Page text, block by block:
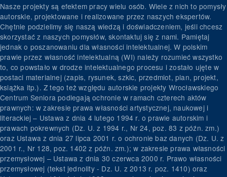
Nasze projekty są efektem pracy wielu osób. Wiele z nich to pomysły
autorskie, projektowane i realizowane przez naszych ekspertów.
Chętnie podzielimy się naszą wiedzą i doświadczeniem, jeśli chcesz
skorzystać z naszych pomysłów, skontaktuj się z nami. Pamiętaj
jednak o poszanowaniu dla własności intelektualnej. W polskim
prawie przez własność intelektualną (WI) należy rozumieć wszystko
to, co powstało w drodze intelektualnego procesu i zostało ujęte w
postaci materialnej (zapis, rysunek, szkic, przedmiot, plan, projekt,
książka itp.). Z tego też względu autorskie projekty Wrocławskiego
Centrum Seniora podlegają ochronie w ramach czterech aktów
prawnych: w zakresie prawa własności artystycznej, naukowej i
literackiej – Ustawa z dnia 4 lutego 1994 r. o prawie autorskim i
prawach pokrewnych (Dz. U. z 1994 r., Nr 24, poz. 83 z późn. zm.)
oraz Ustawa z dnia 27 lipca 2001 r. o ochronie baz danych (Dz. U. z
2001 r., Nr 128, poz. 1402 z późn. zm.); w zakresie prawa własności
przemysłowej – Ustawa z dnia 30 czerwca 2000 r. Prawo własności
przemysłowej (tekst jednolity - Dz. U. z 2013 r. poz. 1410) oraz